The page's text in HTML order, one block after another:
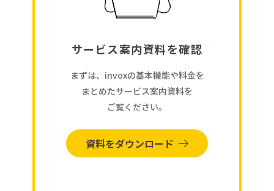
サービス案内資料を確認
まずは、invoxの基本機能や料金を
まとめたサービス案内資料を
ご覧ください。
資料をダウンロード